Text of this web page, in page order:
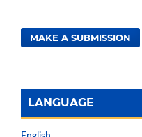
MAKE A SUBMISSION
LANGUAGE